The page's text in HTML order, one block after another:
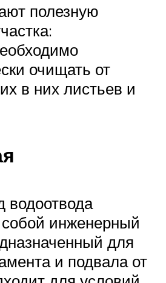
полезную
очищать от
в них листьев и
собой инженерный
для
и подвала от